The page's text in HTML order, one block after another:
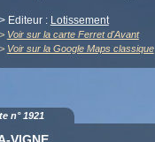
> Editeur : Lotissement
> Voir sur la carte Ferret d'Avant
> Voir sur la Google Maps classique
n° 1921